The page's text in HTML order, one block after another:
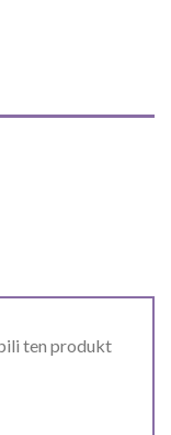
ten produkt